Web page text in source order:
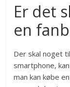
Er det
en
Der skal noget
smartphone,
man kan købe